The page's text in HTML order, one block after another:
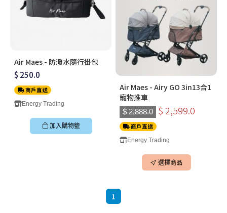
Air Maes - 防潑水隨行掛包
$ 250.0
商戶直送
Energy Trading
加入購物籃
Air Maes - Airy GO 3in13合1
寵物推車
$ 2,888.0 $ 2,599.0
商戶直送
Energy Trading
選擇商品
1